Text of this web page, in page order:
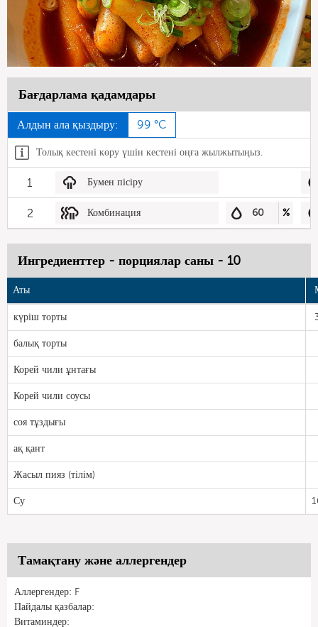
Бағдарлама қадамдары
Алдын ала қыздыру: 99 °C
Толық кестені көру үшін кестені оңға жылжытыңыз.
1 Бумен пісіру
2 Комбинация 60 %
Ингредиенттер - порциялар саны - 10
Аты
күріш торты
балық торты
Корей чили ұнтағы
Корей чили соусы
соя тұздығы
ақ қант
Жасыл пияз (тілім)
Су
Тамақтану және аллергендер
Аллергендер: F
Пайдалы қазбалар:
Витаминдер: